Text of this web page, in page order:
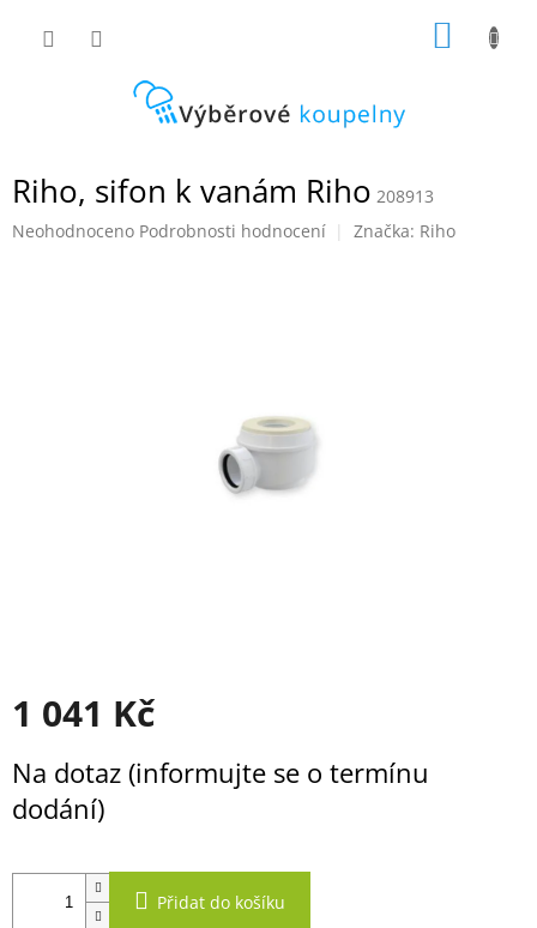
Riho, sifon k vanám Riho 208913
Průměrné
Neohodnoceno Podrobnosti hodnocení Značka: Riho
1 041 Kč
cena:
Na dotaz (informujte se o termínu
dodání)
Přidat do košíku